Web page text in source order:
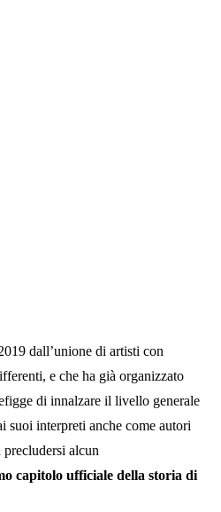
dall’unione di artisti con
e che ha già organizzato
di innalzare il livello generale
suoi interpreti anche come autori
alcun
capitolo ufficiale della storia di